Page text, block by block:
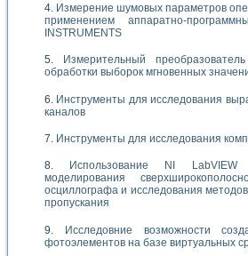
Измерение шумовых параметров
применением аппаратно-
INSTRUMENTS
Измерительный
обработки выборок мгновенных
Инструменты для исследования
каналов
Инструменты для исследования
Использование NI LabVIEW
моделирования
осциллографа и исследования
пропускания
Исследовние возможности
фотоэлементов на базе виртуальных